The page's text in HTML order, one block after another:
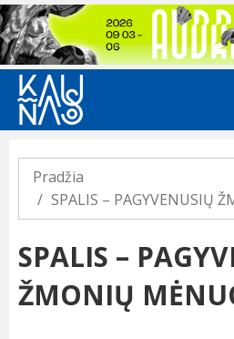
Previous
Pradžia
SPALIS – PAGYVENUSIŲ
SPALIS –
ŽMONIŲ